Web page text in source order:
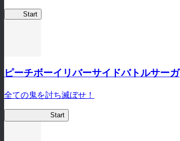
Start
ピーチボーイリバーサイドバトルサーガ
全ての鬼を討ち滅ぼせ！
Start